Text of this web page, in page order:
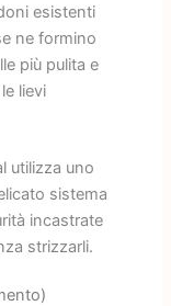
esistenti
ne formino
più pulita e
lievi
utilizza uno
sistema
incastrate
strizzarli.